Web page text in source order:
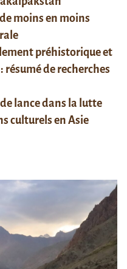
moins en moins
préhistorique et
résumé de recherches
lance dans la lutte
culturels en Asie